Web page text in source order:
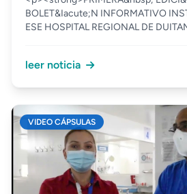
BOLET&Iacute;N INFORMATIVO
ESE HOSPITAL REGIONAL DE
<p>&nbsp;</p>
leer noticia
VIDEO CÁPSULAS